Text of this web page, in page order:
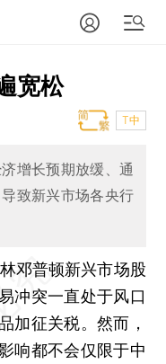
宽松
T中
增长预期放缓、通
致新兴市场各央行
邓普顿新兴市场股
冲突一直处于风口
加征关税。然而，
响都不会仅限于中